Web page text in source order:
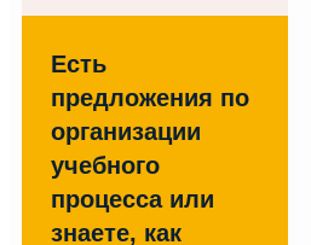
Есть
предложения по
организации
учебного
процесса или
знаете, как